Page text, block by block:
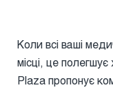
Коли всі ваші
місці, це
Plaza пропонує